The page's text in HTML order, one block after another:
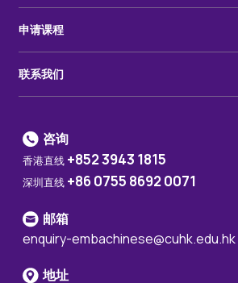
申请课程
联系我们
咨询
香港直线 +852 3943 1815
深圳直线 +86 0755 8692 0071
邮箱
enquiry-embachinese@cuhk.edu.hk
地址